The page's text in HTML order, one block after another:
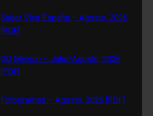
Saber Vivir España – Agosto, 2026
[PDF]
GQ México – Julio/Agosto, 2026
[PDF]
Fotogramas – Agosto, 2026 [PDF]